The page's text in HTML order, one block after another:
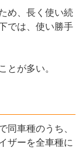
め、長く使い続
では、使い勝手
とが多い。
同車種のうち、
ザーを全車種に